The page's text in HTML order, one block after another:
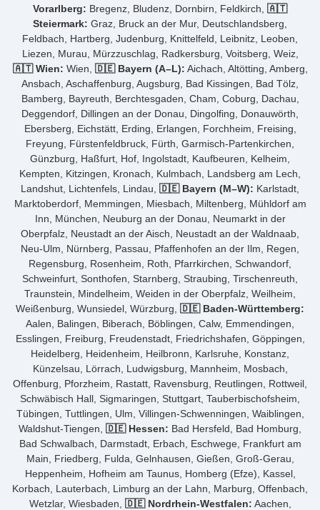
Vorarlberg: Bregenz, Bludenz, Dornbirn, Feldkirch, 🇦🇹
Steiermark: Graz, Bruck an der Mur, Deutschlandsberg,
Feldbach, Hartberg, Judenburg, Knittelfeld, Leibnitz, Leoben,
Liezen, Murau, Mürzzuschlag, Radkersburg, Voitsberg, Weiz,
🇦🇹 Wien: Wien, 🇩🇪 Bayern (A–L): Aichach, Altötting, Amberg,
Ansbach, Aschaffenburg, Augsburg, Bad Kissingen, Bad Tölz,
Bamberg, Bayreuth, Berchtesgaden, Cham, Coburg, Dachau,
Deggendorf, Dillingen an der Donau, Dingolfing, Donauwörth,
Ebersberg, Eichstätt, Erding, Erlangen, Forchheim, Freising,
Freyung, Fürstenfeldbruck, Fürth, Garmisch-Partenkirchen,
Günzburg, Haßfurt, Hof, Ingolstadt, Kaufbeuren, Kelheim,
Kempten, Kitzingen, Kronach, Kulmbach, Landsberg am Lech,
Landshut, Lichtenfels, Lindau, 🇩🇪 Bayern (M–W): Karlstadt,
Marktoberdorf, Memmingen, Miesbach, Miltenberg, Mühldorf am
Inn, München, Neuburg an der Donau, Neumarkt in der
Oberpfalz, Neustadt an der Aisch, Neustadt an der Waldnaab,
Neu-Ulm, Nürnberg, Passau, Pfaffenhofen an der Ilm, Regen,
Regensburg, Rosenheim, Roth, Pfarrkirchen, Schwandorf,
Schweinfurt, Sonthofen, Starnberg, Straubing, Tirschenreuth,
Traunstein, Mindelheim, Weiden in der Oberpfalz, Weilheim,
Weißenburg, Wunsiedel, Würzburg, 🇩🇪 Baden-Württemberg:
Aalen, Balingen, Biberach, Böblingen, Calw, Emmendingen,
Esslingen, Freiburg, Freudenstadt, Friedrichshafen, Göppingen,
Heidelberg, Heidenheim, Heilbronn, Karlsruhe, Konstanz,
Künzelsau, Lörrach, Ludwigsburg, Mannheim, Mosbach,
Offenburg, Pforzheim, Rastatt, Ravensburg, Reutlingen, Rottweil,
Schwäbisch Hall, Sigmaringen, Stuttgart, Tauberbischofsheim,
Tübingen, Tuttlingen, Ulm, Villingen-Schwenningen, Waiblingen,
Waldshut-Tiengen, 🇩🇪 Hessen: Bad Hersfeld, Bad Homburg,
Bad Schwalbach, Darmstadt, Erbach, Eschwege, Frankfurt am
Main, Friedberg, Fulda, Gelnhausen, Gießen, Groß-Gerau,
Heppenheim, Hofheim am Taunus, Homberg (Efze), Kassel,
Korbach, Lauterbach, Limburg an der Lahn, Marburg, Offenbach,
Wetzlar, Wiesbaden, 🇩🇪 Nordrhein-Westfalen: Aachen,